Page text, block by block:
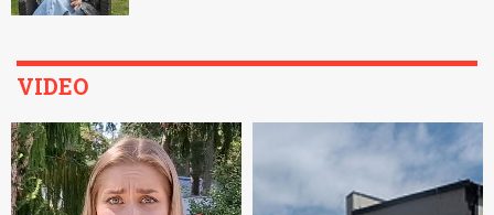
VIDEO